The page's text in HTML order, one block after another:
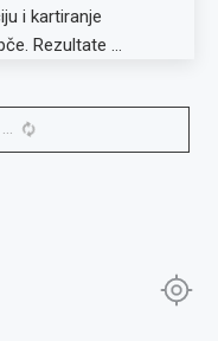
i kartiranje
Rezultate …